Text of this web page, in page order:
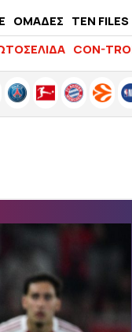
ΟΜΑΔΕΣ TEN FILES
CON-